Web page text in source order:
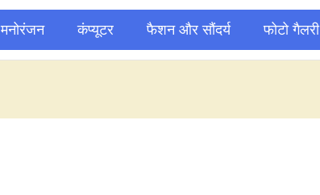
मनोरंजन कंप्यूटर फैशन और सौंदर्य फोटो गैलरी